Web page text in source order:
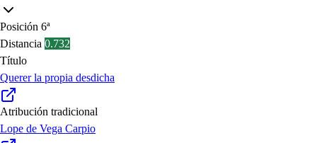
Posición 6ª
Distancia 0.732
Título
Querer la propia desdicha
Atribución tradicional
Lope de Vega Carpio